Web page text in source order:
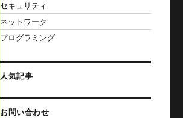
セキュリティ
ネットワーク
プログラミング
人気記事
お問い合わせ